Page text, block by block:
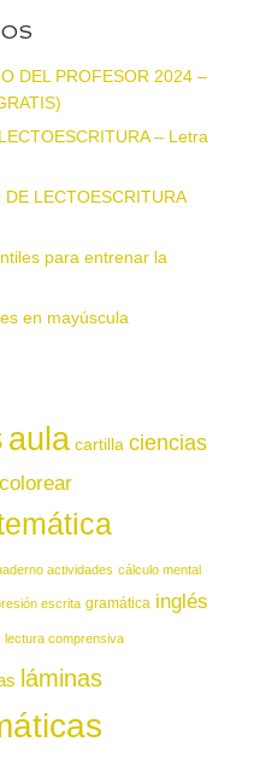
DEL PROFESOR 2024 –
– Letra
LECTOESCRITURA
para entrenar la
en mayúscula
aula cartilla ciencias
colorear
actividades cálculo mental
escrita gramática inglés
lectura comprensiva
láminas